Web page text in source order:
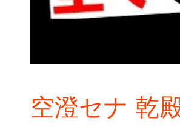
空澄セナ 乾